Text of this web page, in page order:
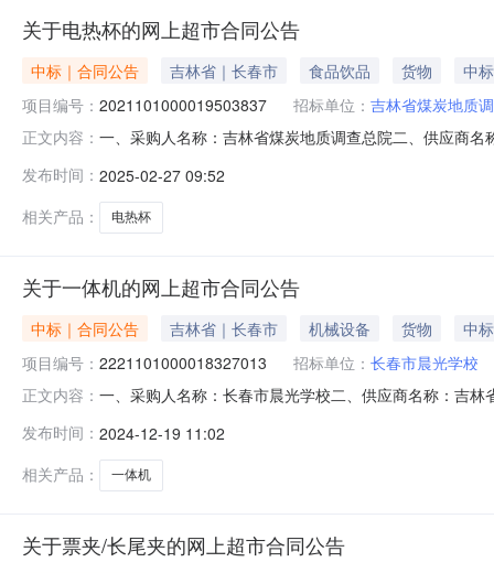
关于电热杯的网上超市合同公告
中标｜合同公告 吉林省｜长春市 食品饮品 货物
中
项目编号： 2021101000019503837 招标单位： 吉林省煤炭地质
正文内容： 一、采购人名称：吉林省煤炭地质调查总院二、供应商
24.001493576服务要求或标的基本概况：七、其它事项
发布时间： 2025-02-27 09:52
相关产品：
电热杯
关于一体机的网上超市合同公告
中标｜合同公告 吉林省｜长春市 机械设备 货物
中
项目编号： 2221101000018327013 招标单位： 长春市晨光学校
正文内容： 一、采购人名称：长春市晨光学校二、供应商名称：吉
商务办公电脑13代标压i7-13620H内置摄像头音响Wifi官
发布时间： 2024-12-19 11:02
相关产品：
一体机
关于票夹/长尾夹的网上超市合同公告